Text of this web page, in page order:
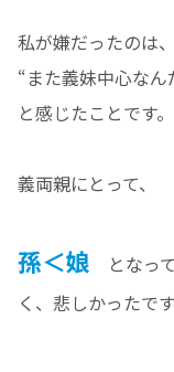
私が嫌だったのは、
“また義妹中心なん
と感じたことです。
義両親にとって、
孫＜娘 となっ
く、悲しかったです